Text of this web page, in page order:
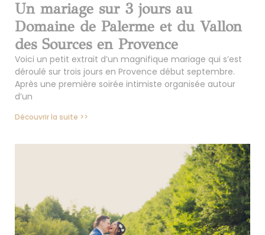
Un mariage sur 3 jours au
Domaine de Palerme et du Vallon
des Sources en Provence
Voici un petit extrait d’un magnifique mariage qui s’est
déroulé sur trois jours en Provence début septembre.
Après une première soirée intimiste organisée autour
d’un
Découvrir la suite >>